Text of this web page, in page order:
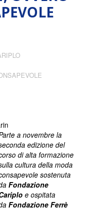
a novembre la
edizione del
di alta formazione
cultura della moda
sostenuta
Fondazione
e ospitata
Fondazione Ferrè